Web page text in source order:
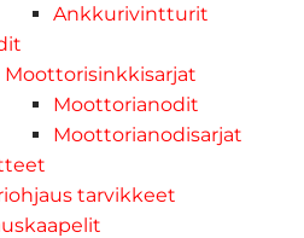
Ankkurivintturit
Moottorisinkkisarjat
Moottorianodit
Moottorianodisarjat
tarvikkeet